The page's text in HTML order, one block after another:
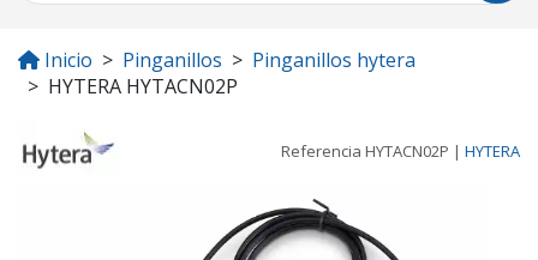
Inicio Pinganillos
Pinganillos hytera
HYTERA HYTACN02P
Referencia HYTACN02P | HYTERA